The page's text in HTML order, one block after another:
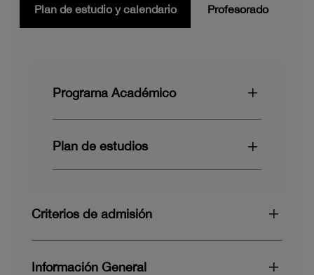
Plan de estudio y calendario Profesorado
Programa Académico
Plan de estudios
Criterios de admisión
Información General